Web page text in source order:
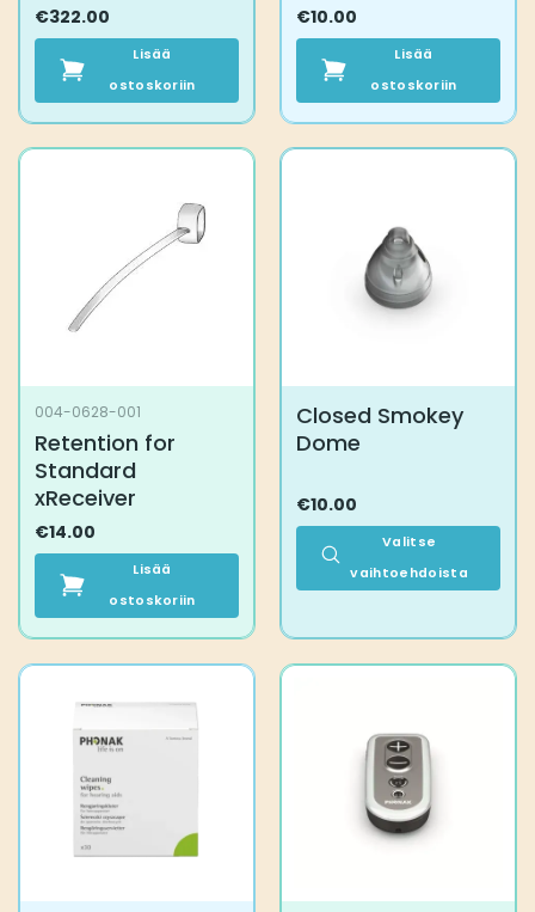
€322.00
Lisää
ostoskoriin
€10.00
Lisää
ostoskoriin
004-0628-001
Retention for
Standard
xReceiver
€14.00
Lisää
ostoskoriin
Closed Smokey
Dome
€10.00
Valitse
vaihtoehdoista
tuotteen